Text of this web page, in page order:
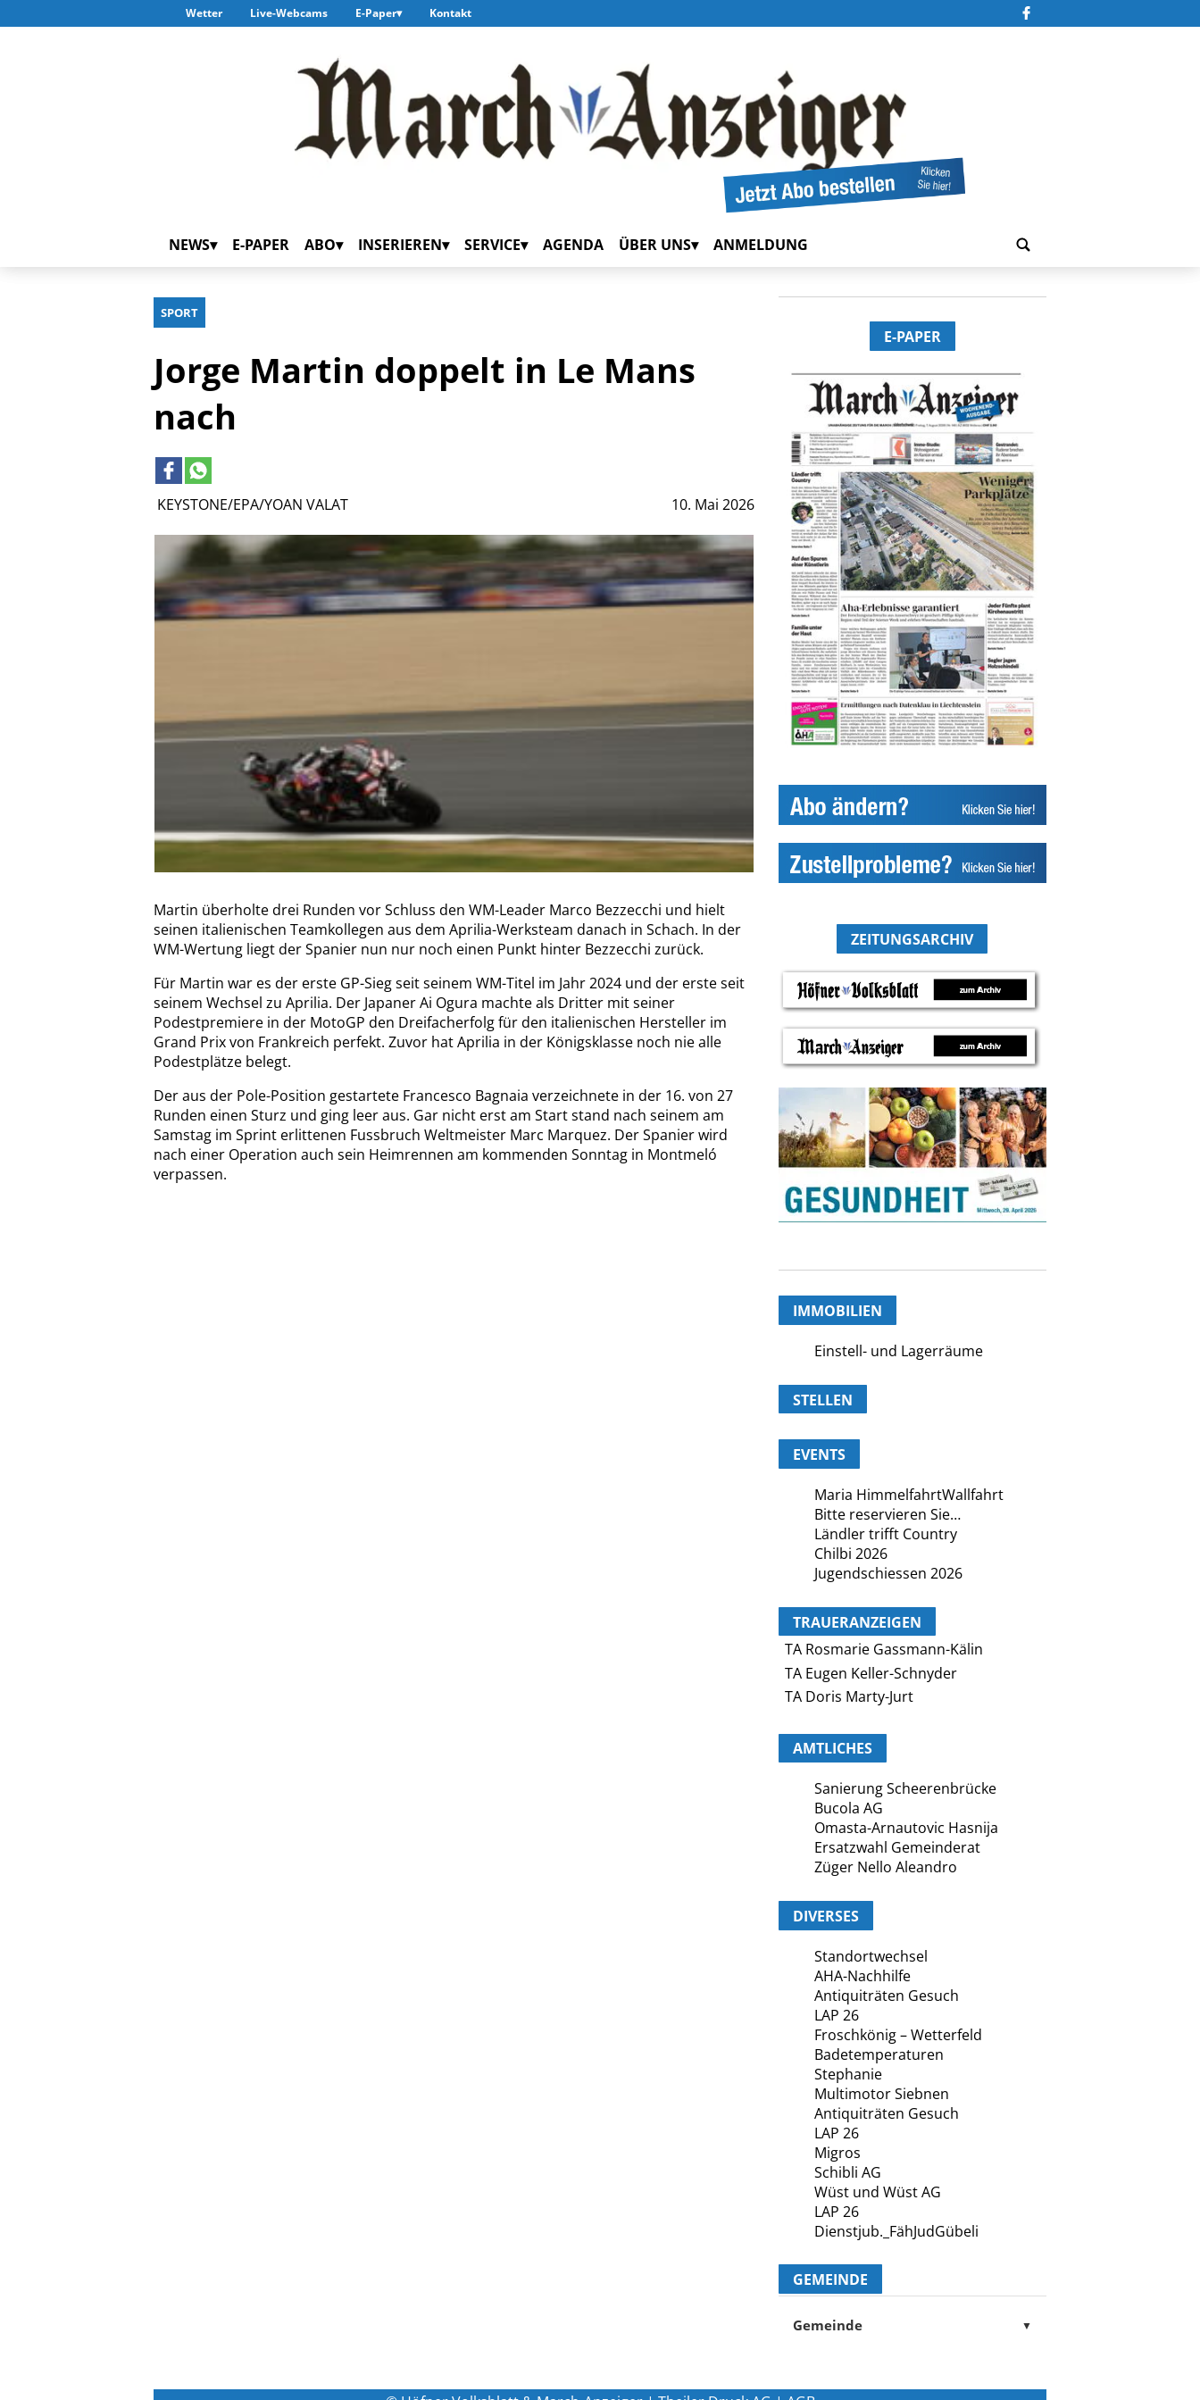
Wetter Live-Webcams E-Paper Kontakt
NEWS E-PAPER ABO INSERIEREN SERVICE AGENDA ÜBER UNS ANMELDUNG
SPORT
KEYSTONE/EPA/YOAN VALAT 10. Mai 2026
Jorge Martin doppelt in Le Mans
nach
Martin überholte drei Runden vor Schluss den WM-Leader Marco Bezzecchi und hielt
seinen italienischen Teamkollegen aus dem Aprilia-Werksteam danach in Schach. In der
WM-Wertung liegt der Spanier nun nur noch einen Punkt hinter Bezzecchi zurück.
Für Martin war es der erste GP-Sieg seit seinem WM-Titel im Jahr 2024 und der erste seit
seinem Wechsel zu Aprilia. Der Japaner Ai Ogura machte als Dritter mit seiner
Podestpremiere in der MotoGP den Dreifacherfolg für den italienischen Hersteller im
Grand Prix von Frankreich perfekt. Zuvor hat Aprilia in der Königsklasse noch nie alle
Podestplätze belegt.
Der aus der Pole-Position gestartete Francesco Bagnaia verzeichnete in der 16. von 27
Runden einen Sturz und ging leer aus. Gar nicht erst am Start stand nach seinem am
Samstag im Sprint erlittenen Fussbruch Weltmeister Marc Marquez. Der Spanier wird
nach einer Operation auch sein Heimrennen am kommenden Sonntag in Montmeló
verpassen.
E-PAPER
ZEITUNGSARCHIV
IMMOBILIEN
Einstell- und Lagerräume
STELLEN
EVENTS
Maria HimmelfahrtWallfahrt
Bitte reservieren Sie…
Ländler trifft Country
Chilbi 2026
Jugendschiessen 2026
TRAUERANZEIGEN
TA Rosmarie Gassmann-Kälin
TA Eugen Keller-Schnyder
TA Doris Marty-Jurt
AMTLICHES
Sanierung Scheerenbrücke
Bucola AG
Omasta-Arnautovic Hasnija
Ersatzwahl Gemeinderat
Züger Nello Aleandro
DIVERSES
Standortwechsel
AHA-Nachhilfe
Antiquiträten Gesuch
LAP 26
Froschkönig – Wetterfeld
Badetemperaturen
Stephanie
Multimotor Siebnen
Antiquiträten Gesuch
LAP 26
Migros
Schibli AG
Wüst und Wüst AG
LAP 26
Dienstjub._FähJudGübeli
GEMEINDE
Gemeinde ▼